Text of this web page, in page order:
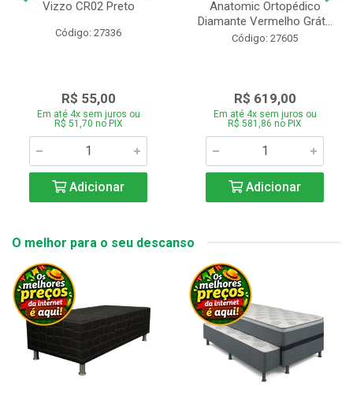
Vizzo CR02 Preto
Código: 27336
R$ 55,00
Em até 4x sem juros ou
R$ 51,70 no PIX
Adicionar
Anatomic Ortopédico
Diamante Vermelho Grát...
Código: 27605
R$ 619,00
Em até 4x sem juros ou
R$ 581,86 no PIX
Adicionar
O melhor para o seu descanso